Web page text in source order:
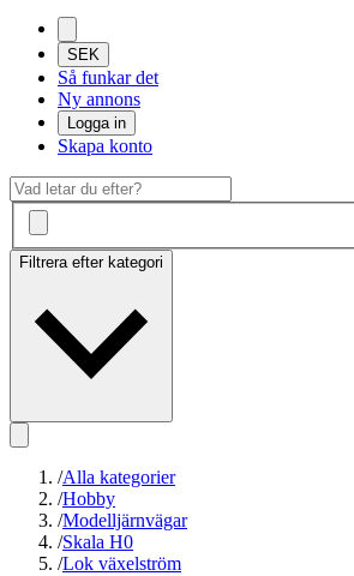
SEK
Så funkar det
Ny annons
Logga in
Skapa konto
Filtrera efter kategori
/Alla kategorier
/Hobby
/Modelljärnvägar
/Skala H0
/Lok växelström